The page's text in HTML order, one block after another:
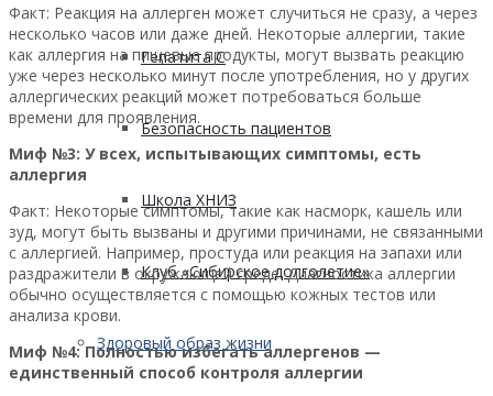
Гепатита С
Безопасность пациентов
Школа ХНИЗ
Клуб «Сибирское долголетие»
Здоровый образ жизни
Факт: Реакция на аллерген может случиться не сразу, а через
несколько часов или даже дней. Некоторые аллергии, такие
как аллергия на пищевые продукты, могут вызвать реакцию
уже через несколько минут после употребления, но у других
аллергических реакций может потребоваться больше
времени для проявления.
Миф №3: У всех, испытывающих симптомы, есть
аллергия
Факт: Некоторые симптомы, такие как насморк, кашель или
зуд, могут быть вызваны и другими причинами, не связанными
с аллергией. Например, простуда или реакция на запахи или
раздражители в окружающей среде. Диагностика аллергии
обычно осуществляется с помощью кожных тестов или
анализа крови.
Миф №4: Полностью избегать аллергенов —
единственный способ контроля аллергии